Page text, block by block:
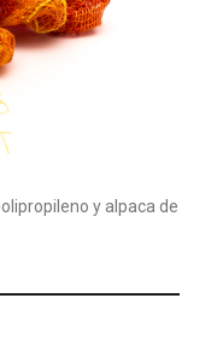
y alpaca de